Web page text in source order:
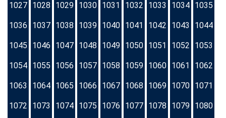
1027 1028 1029 1030 1031 1032 1033 1034 1035
1036 1037 1038 1039 1040 1041 1042 1043 1044
1045 1046 1047 1048 1049 1050 1051 1052 1053
1054 1055 1056 1057 1058 1059 1060 1061 1062
1063 1064 1065 1066 1067 1068 1069 1070 1071
1072 1073 1074 1075 1076 1077 1078 1079 1080